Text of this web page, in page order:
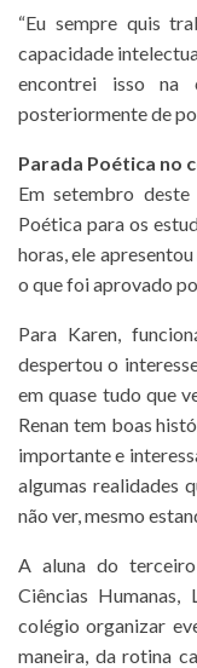
“Eu sempre quis
capacidade
encontrei isso na
posteriormente de
Parada Poética no
Em setembro
Poética para os
horas, ele
o que foi aprovado
Para Karen,
despertou o
em quase tudo que
Renan tem boas
importante e
algumas realidades
não ver, mesmo
A aluna do
Ciências Humanas,
colégio organizar
maneira, da rotina